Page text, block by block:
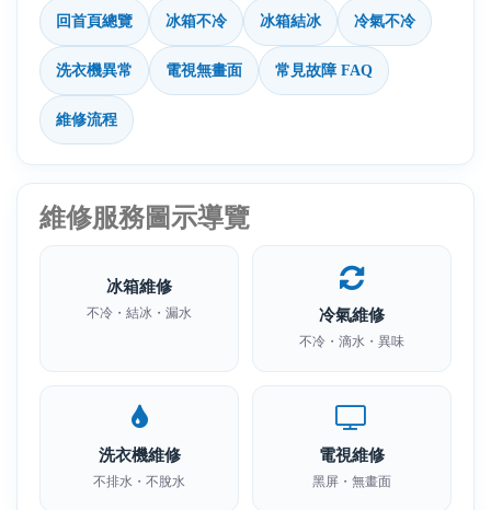
回首頁總覽 冰箱不冷 冰箱結冰 冷氣不冷
洗衣機異常 電視無畫面 常見故障 FAQ
維修流程
維修服務圖示導覽
冰箱維修
不冷・結冰・漏水 冷氣維修
不冷・滴水・異味
洗衣機維修
不排水・不脫水
電視維修
黑屏・無畫面